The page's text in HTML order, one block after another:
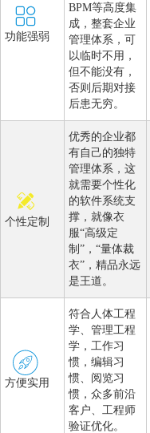
功能强弱
BPM等高度集
成，整套企业
管理体系，可
以临时不用，
但不能没有，
否则后期对接
后患无穷。
个性定制
优秀的企业都
有自己的独特
管理体系，这
就需要个性化
的软件系统支
撑，就像衣
服“高级定
制”，“量体裁
衣”，精品永远
是王道。
方便实用
符合人体工程
学、管理工程
学，工作习
惯，编辑习
惯、阅览习
惯，众多前沿
客户、工程师
验证优化。